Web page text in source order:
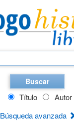
Buscar
Título
Autor
Búsqueda avanzada